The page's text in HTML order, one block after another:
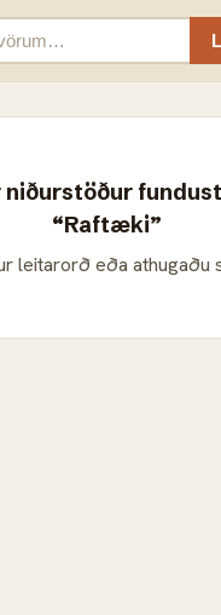
niðurstöður
“Raftæki”
leitarorð eða athugaðu